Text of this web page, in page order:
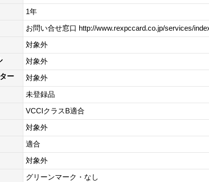
1年
お問い合せ窓口 http://www.rexpccard.co.jp/services/
対象外
対象外
ー
対象外
未登録品
VCCIクラスB適合
対象外
適合
対象外
グリーンマーク・なし